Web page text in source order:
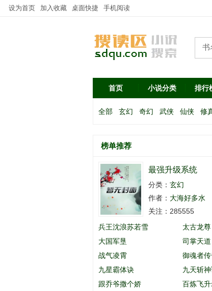
设为首页 加入收藏 桌面快捷 手机阅读
书
首页 小说分类 排行
全部 玄幻 奇幻 武侠 仙侠 修
榜单推荐
最强升级系统
分类： 玄幻
作者： 大海好多水
关注：285555
兵王沈浪苏若雪
太古龙尊
大国军垦
司掌天道
战气凌霄
御魂者
九星霸体诀
九天斩
跟乔爷撒个娇
百炼飞